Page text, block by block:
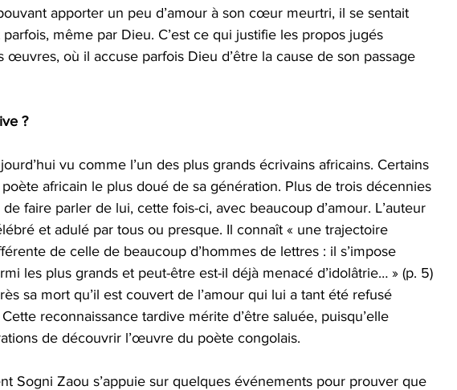
apporter un peu d’amour à son cœur meurtri, il se sentait
même par Dieu. C’est ce qui justifie les propos jugés
œuvres, où il accuse parfois Dieu d’être la cause de son passage
?
vu comme l’un des plus grands écrivains africains. Certains
africain le plus doué de sa génération. Plus de trois décennies
faire parler de lui, cette fois-ci, avec beaucoup d’amour. L’auteur
et adulé par tous ou presque. Il connaît « une trajectoire
de celle de beaucoup d’hommes de lettres : il s’impose
les plus grands et peut-être est-il déjà menacé d’idolâtrie… » (p. 5)
sa mort qu’il est couvert de l’amour qui lui a tant été refusé
reconnaissance tardive mérite d’être saluée, puisqu’elle
de découvrir l’œuvre du poète congolais.
Sogni Zaou s’appuie sur quelques événements pour prouver que